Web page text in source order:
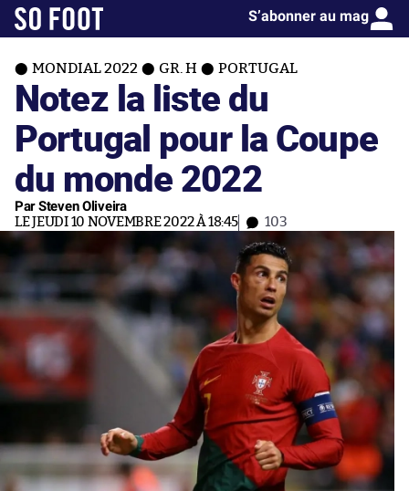
S’abonner au mag
MONDIAL 2022 GR. H PORTUGAL
Notez la liste du
Portugal pour la Coupe
du monde 2022
Par Steven Oliveira
LE JEUDI 10 NOVEMBRE 2022 À 18:45 103